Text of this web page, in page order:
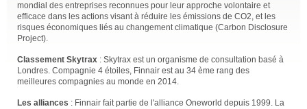
mondial des entreprises reconnues pour leur approche volontaire et
efficace dans les actions visant à réduire les émissions de CO2, et les
risques économiques liés au changement climatique (Carbon Disclosure
Project).
Classement Skytrax : Skytrax est un organisme de consultation basé à
Londres. Compagnie 4 étoiles, Finnair est au 34 ème rang des
meilleures compagnies au monde en 2014.
Les alliances : Finnair fait partie de l'alliance Oneworld depuis 1999. La